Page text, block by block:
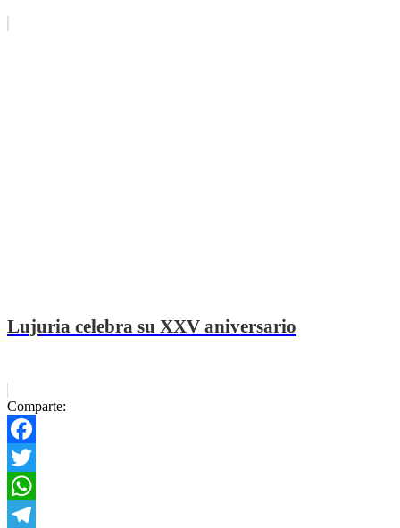
Lujuria celebra su XXV aniversario
Comparte:
Facebook
Twitter
WhatsApp